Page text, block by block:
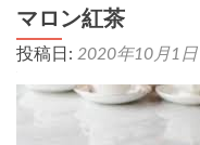
マロン紅茶
投稿日: 2020年10月1日